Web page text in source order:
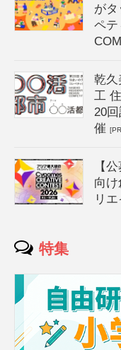
が
ペテ
乾久
工
20
催
【
向
リ
特集